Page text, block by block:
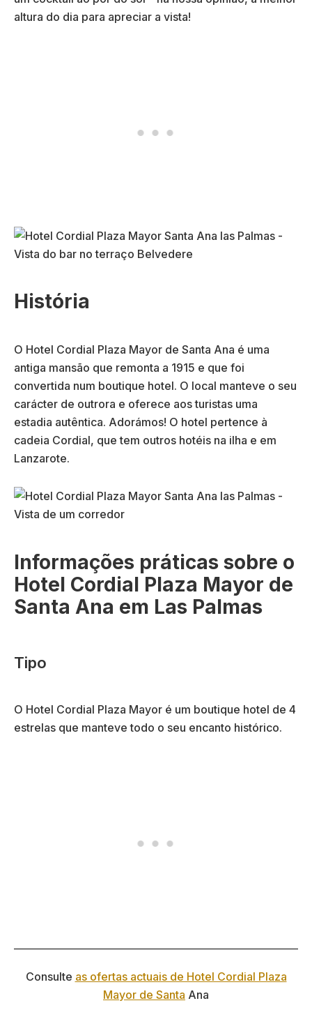
altura do dia para apreciar a vista!
História
O Hotel Cordial Plaza Mayor de Santa Ana é uma
antiga mansão que remonta a 1915 e que foi
convertida num boutique hotel. O local manteve o seu
carácter de outrora e oferece aos turistas uma
estadia autêntica. Adorámos! O hotel pertence à
cadeia Cordial, que tem outros hotéis na ilha e em
Lanzarote.
Informações práticas sobre o
Hotel Cordial Plaza Mayor de
Santa Ana em Las Palmas
Tipo
O Hotel Cordial Plaza Mayor é um boutique hotel de 4
estrelas que manteve todo o seu encanto histórico.
Consulte as ofertas actuais de Hotel Cordial Plaza
Mayor de Santa Ana